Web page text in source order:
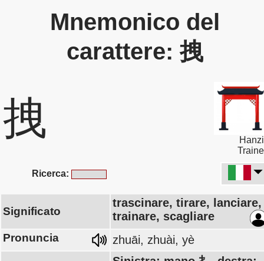
Mnemonico del
carattere: 拽
拽
Ricerca:
Significato
trascinare, tirare, lanciare,
trainare, scagliare
Pronuncia zhuāi, zhuài, yè